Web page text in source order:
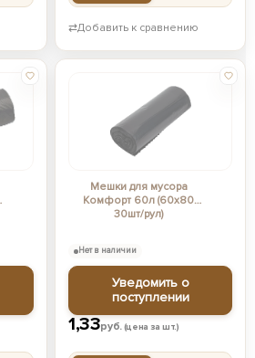
⇄Добавить к сравнению
Мешки для мусора
Комфорт 60л (60х80
30шт/рул)
1,33руб.(цена за шт.)
Нет в наличии
Уведомить о
поступлении